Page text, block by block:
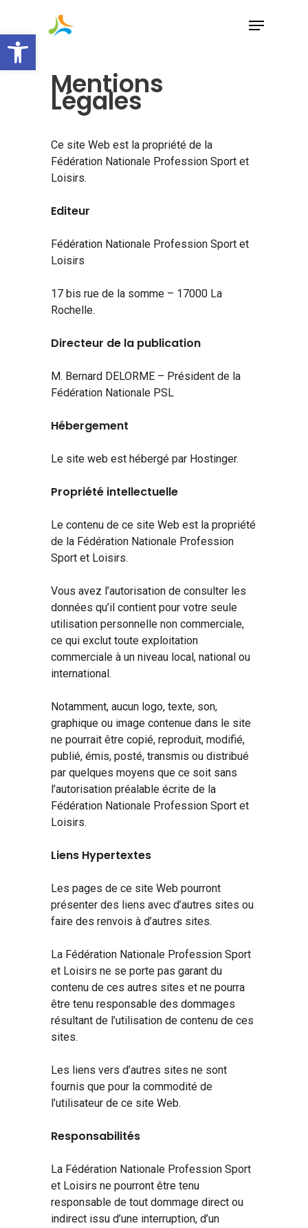
Ouvrir la barre d’outils
main
content
Mentions
Légales
Ce site Web est la propriété de la
Fédération Nationale Profession Sport et
Loisirs.
Editeur
Fédération Nationale Profession Sport et
Loisirs
17 bis rue de la somme – 17000 La
Rochelle.
Directeur de la publication
M. Bernard DELORME – Président de la
Fédération Nationale PSL
Hébergement
Le site web est hébergé par Hostinger.
Propriété intellectuelle
Le contenu de ce site Web est la propriété
de la Fédération Nationale Profession
Sport et Loisirs.
Vous avez l’autorisation de consulter les
données qu’il contient pour votre seule
utilisation personnelle non commerciale,
ce qui exclut toute exploitation
commerciale à un niveau local, national ou
international.
Notamment, aucun logo, texte, son,
graphique ou image contenue dans le site
ne pourrait être copié, reproduit, modifié,
publié, émis, posté, transmis ou distribué
par quelques moyens que ce soit sans
l’autorisation préalable écrite de la
Fédération Nationale Profession Sport et
Loisirs.
Liens Hypertextes
Les pages de ce site Web pourront
présenter des liens avec d’autres sites ou
faire des renvois à d’autres sites.
La Fédération Nationale Profession Sport
et Loisirs ne se porte pas garant du
contenu de ces autres sites et ne pourra
être tenu responsable des dommages
résultant de l’utilisation de contenu de ces
sites.
Les liens vers d’autres sites ne sont
fournis que pour la commodité de
l’utilisateur de ce site Web.
Responsabilités
La Fédération Nationale Profession Sport
et Loisirs ne pourront être tenu
responsable de tout dommage direct ou
indirect issu d’une interruption, d’un